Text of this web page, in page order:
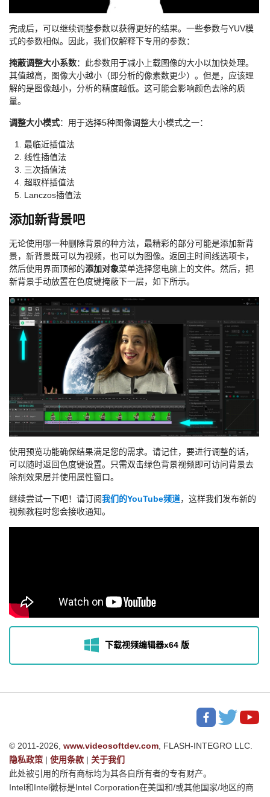
完成后，可以继续调整参数以获得更好的结果。一些参数与YUV模
式的参数相似。因此，我们仅解释下专用的参数：
掩蔽调整大小系数：此参数用于减小上载图像的大小以加快处理。
其值越高，图像大小越小（即分析的像素数更少）。但是，应该理
解的是图像越小，分析的精度越低。这可能会影响颜色去除的质
量。
调整大小模式：用于选择5种图像调整大小模式之一：
最临近插值法
线性插值法
三次插值法
超取样插值法
Lanczos插值法
添加新背景吧
无论使用哪一种删除背景的种方法，最精彩的部分可能是添加新背
景，新背景既可以为视频，也可以为图像。返回主时间线选项卡，
然后使用界面顶部的添加对象菜单选择您电脑上的文件。然后，把
新背景手动放置在色度键掩蔽下一层，如下所示。
使用预览功能确保结果满足您的需求。请记住，要进行调整的话，
可以随时返回色度键设置。只需双击绿色背景视频即可访问背景去
除剂效果层并使用属性窗口。
继续尝试一下吧！请订阅我们的YouTube频道，这样我们发布新的
视频教程时您会接收通知。
下载视频编辑器x64 版
© 2011-2026, www.videosoftdev.com , FLASH-INTEGRO LLC.
隐私政策 | 使用条款 | 关于我们
此处被引用的所有商标均为其各自所有者的专有财产。
Intel和Intel徽标是Intel Corporation在美国和/或其他国家/地区的商